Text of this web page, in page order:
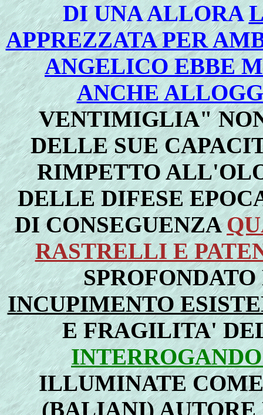
DI UNA ALLORA
APPREZZATA PER
ANGELICO EBBE
ANCHE
VENTIMIGLIA"
DELLE SUE
RIMPETTO
DELLE DIFESE
DI CONSEGUENZA
RASTRELLI E
INCUPIMENTO
E FRAGILITA'
ILLUMINATE
(BALIANI)